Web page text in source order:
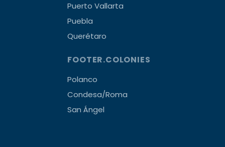
Puerto Vallarta
Puebla
Querétaro
FOOTER.COLONIES
Polanco
Condesa/Roma
San Ángel